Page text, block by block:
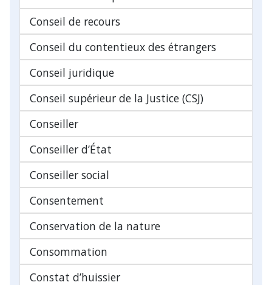
Conseil de recours
Conseil du contentieux des étrangers
Conseil juridique
Conseil supérieur de la Justice (CSJ)
Conseiller
Conseiller d’État
Conseiller social
Consentement
Conservation de la nature
Consommation
Constat d’huissier